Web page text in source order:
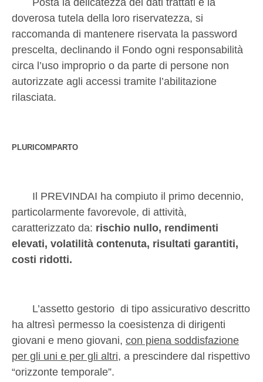
Posta la delicatezza dei dati trattati e la
doverosa tutela della loro riservatezza, si
raccomanda di mantenere riservata la password
prescelta, declinando il Fondo ogni responsabilità
circa l’uso improprio o da parte di persone non
autorizzate agli accessi tramite l’abilitazione
rilasciata.
PLURICOMPARTO
Il PREVINDAI ha compiuto il primo decennio,
particolarmente favorevole, di attività,
caratterizzato da: rischio nullo, rendimenti
elevati, volatilità contenuta, risultati garantiti,
costi ridotti.
L’assetto gestorio di tipo assicurativo descritto
ha altresì permesso la coesistenza di dirigenti
giovani e meno giovani, con piena soddisfazione
per gli uni e per gli altri, a prescindere dal rispettivo
“orizzonte temporale”.